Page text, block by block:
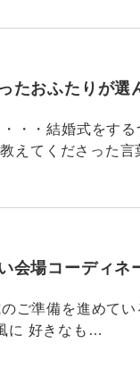
たおふたりが
・・結婚式をす
えてくださった
会場コーディネ
ご準備を進めて
に 好きなも…